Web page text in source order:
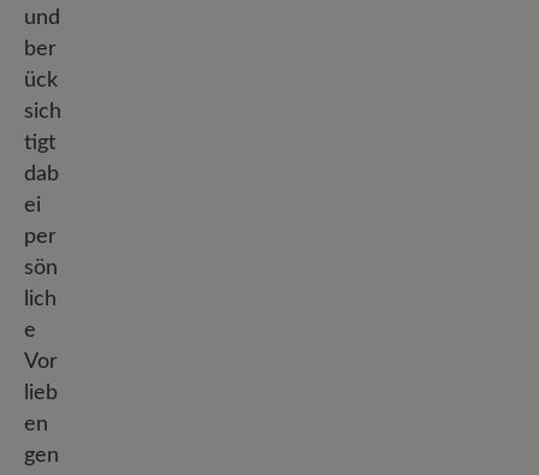
und
ber
ück
sich
tigt
dab
ei
per
sön
lich
e
Vor
lieb
en
gen